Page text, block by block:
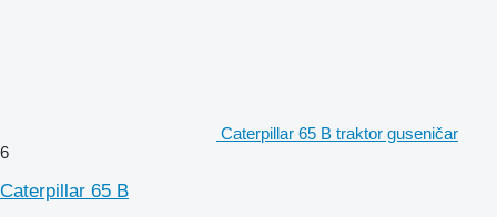
Caterpillar 65 B traktor guseničar
6
Caterpillar 65 B